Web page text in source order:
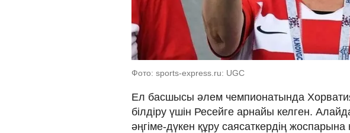
Фото: sports-express.ru: UGC
Ел басшысы әлем чемпионатында
білдіру үшін Ресейге арнайы келген.
әңгіме-дүкен құру саясаткердің жоспарына